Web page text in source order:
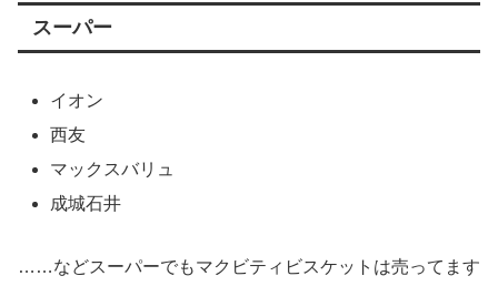
スーパー
イオン
西友
マックスバリュ
成城石井
……などスーパーでもマクビティビスケットは売ってます